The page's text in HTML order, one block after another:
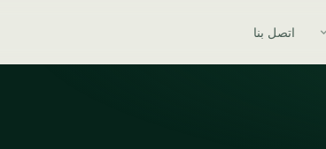
اتصل بنا